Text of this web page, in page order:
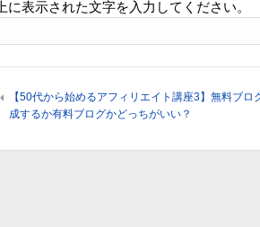
上に表示された文字を入力してください。
【50代から始めるアフィリエイト講座3】無料ブロ
成するか有料ブログかどっちがいい？